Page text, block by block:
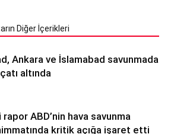
Diğer İçerikleri
Ankara ve İslamabad savunmada
altında
rapor ABD’nin hava savunma
kritik açığa işaret etti